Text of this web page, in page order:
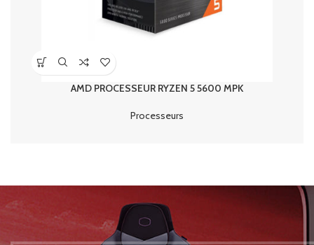
AMD PROCESSEUR RYZEN 5 5600 MPK
Processeurs